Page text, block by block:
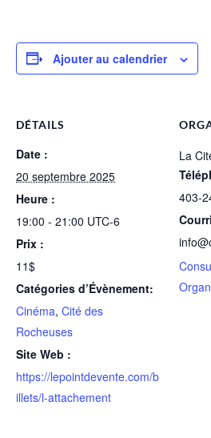
Ajouter au calendrier
DÉTAILS
Date :
20 septembre 2025
Heure :
19:00 - 21:00 UTC-6
Prix :
11$
Catégories d’Évènement:
Cinéma, Cité des
Rocheuses
Site Web :
https://lepointdevente.com/b
illets/l-attachement
La
403-